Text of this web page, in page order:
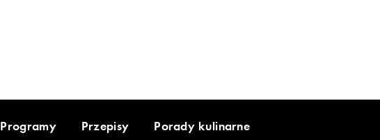
Programy Przepisy Porady kulinarne